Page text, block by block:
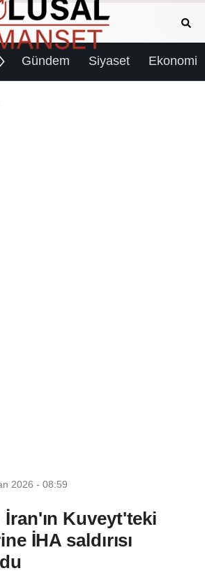
Gündem Siyaset Ekonomi
2026 - 08:59
İran'ın Kuveyt'teki
İHA saldırısı